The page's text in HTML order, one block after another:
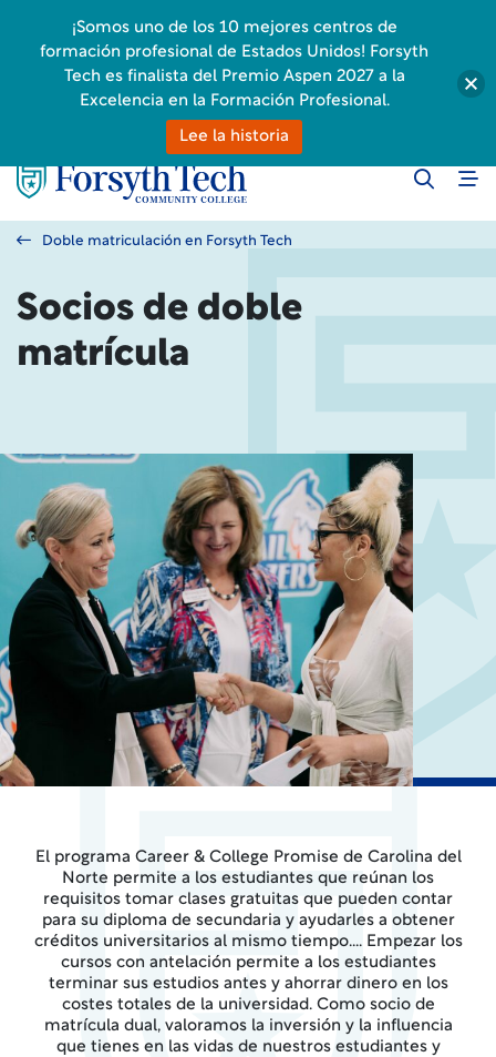
Doble matriculación en Forsyth Tech
Socios de doble
matrícula
El programa Career & College Promise de Carolina del
Norte permite a los estudiantes que reúnan los
requisitos tomar clases gratuitas que pueden contar
para su diploma de secundaria y ayudarles a obtener
créditos universitarios al mismo tiempo.... Empezar los
cursos con antelación permite a los estudiantes
terminar sus estudios antes y ahorrar dinero en los
costes totales de la universidad. Como socio de
matrícula dual, valoramos la inversión y la influencia
que tienes en las vidas de nuestros estudiantes y
¡Somos uno de los 10 mejores centros de
formación profesional de Estados Unidos! Forsyth
Tech es finalista del Premio Aspen 2027 a la
Excelencia en la Formación Profesional.
Lee la historia